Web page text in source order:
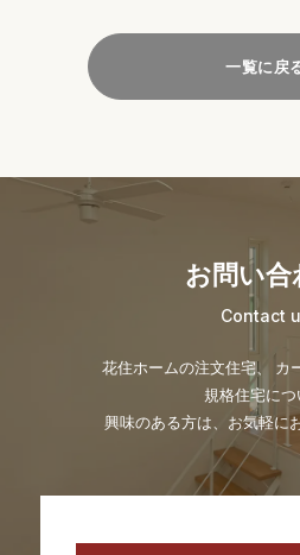
一覧に戻
お問い合
Contact
花住ホームの注文住宅、 カ
規格住宅につ
興味のある方は、お気軽に